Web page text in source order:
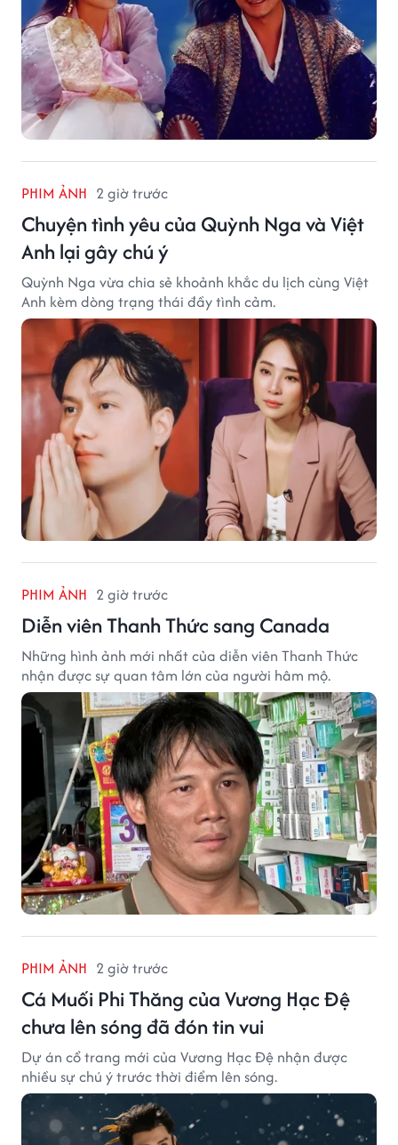
PHIM ẢNH 2 giờ trước
Chuyện tình yêu của Quỳnh Nga và Việt
Anh lại gây chú ý
Quỳnh Nga vừa chia sẻ khoảnh khắc du lịch cùng Việt
Anh kèm dòng trạng thái đầy tình cảm.
PHIM ẢNH 2 giờ trước
Diễn viên Thanh Thức sang Canada
Những hình ảnh mới nhất của diễn viên Thanh Thức
nhận được sự quan tâm lớn của người hâm mộ.
PHIM ẢNH 2 giờ trước
Cá Muối Phi Thăng của Vương Hạc Đệ
chưa lên sóng đã đón tin vui
Dự án cổ trang mới của Vương Hạc Đệ nhận được
nhiều sự chú ý trước thời điểm lên sóng.